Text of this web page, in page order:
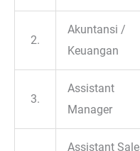
2.
Akuntansi /
Keuangan
3.
Assistant
Manager
Assistant